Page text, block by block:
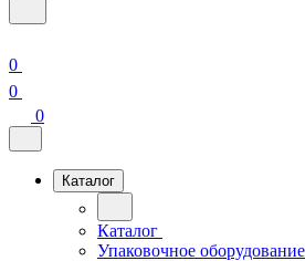
0
0
0
Каталог
Каталог
Упаковочное оборудование